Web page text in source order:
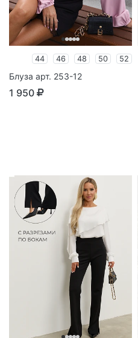
44 46 48 50 52
Блуза арт. 253-12
1 950